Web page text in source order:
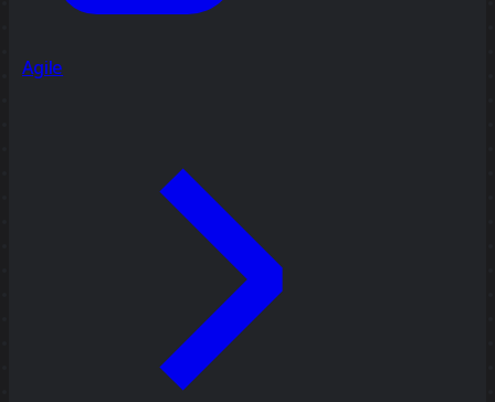
Agile